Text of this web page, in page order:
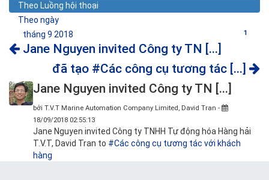
Theo Luồng hội thoại
Theo ngày
tháng 9 2018
1
Jane Nguyen invited Công ty TN [...]
đã tạo #Các công cụ tương tác [...]
Jane Nguyen invited Công ty TN [...]
bởi T.V.T Marine Automation Company Limited, David Tran -
18/09/2018 02:55:13
Jane Nguyen invited Công ty TNHH Tự động hóa Hàng hải
T.V.T, David Tran to #Các công cụ tương tác với khách
hàng